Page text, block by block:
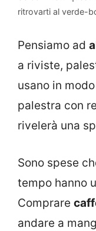
ritrovarti al verde-
Pensiamo ad
a riviste,
usano in
palestra con
rivelerà una
Sono spese
tempo hanno
Comprare
andare a